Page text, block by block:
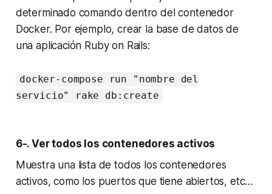
determinado comando dentro del contenedor
Docker. Por ejemplo, crear la base de datos de
una aplicación Ruby on Rails:
docker-compose run "nombre del
servicio" rake db:create
6-. Ver todos los contenedores activos
Muestra una lista de todos los contenedores
activos, como los puertos que tiene abiertos, etc…